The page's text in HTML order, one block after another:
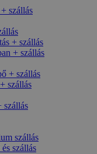
szállás
+ szállás
+ szállás
+ szállás
szállás
szállás
szállás
szállás